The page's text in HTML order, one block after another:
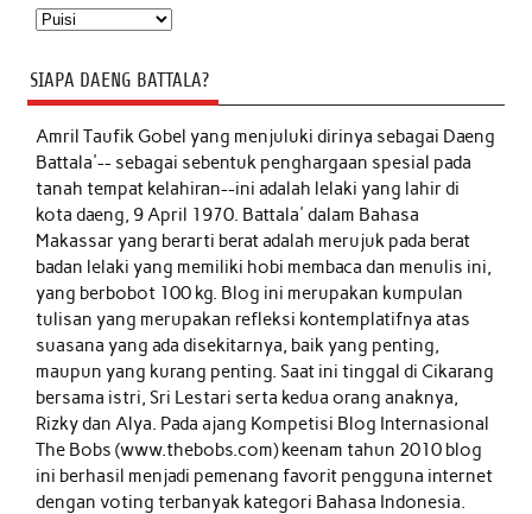
Kategori
SIAPA DAENG BATTALA?
Amril Taufik Gobelyang menjuluki dirinya sebagai Daeng
Battala'-- sebagai sebentuk penghargaan spesial pada
tanah tempat kelahiran--ini adalah lelaki yang lahir di
kota daeng, 9 April 1970. Battala' dalam Bahasa
Makassar yang berarti berat adalah merujuk pada berat
badan lelaki yang memiliki hobi membaca dan menulis ini,
yang berbobot 100 kg. Blog ini merupakan kumpulan
tulisan yang merupakan refleksi kontemplatifnya atas
suasana yang ada disekitarnya, baik yang penting,
maupun yang kurang penting. Saat ini tinggal di Cikarang
bersama istri, Sri Lestari serta kedua orang anaknya,
Rizky dan Alya. Pada ajang Kompetisi Blog Internasional
The Bobs (www.thebobs.com) keenam tahun 2010 blog
ini berhasil menjadi pemenang favorit pengguna internet
dengan voting terbanyak kategori Bahasa Indonesia.